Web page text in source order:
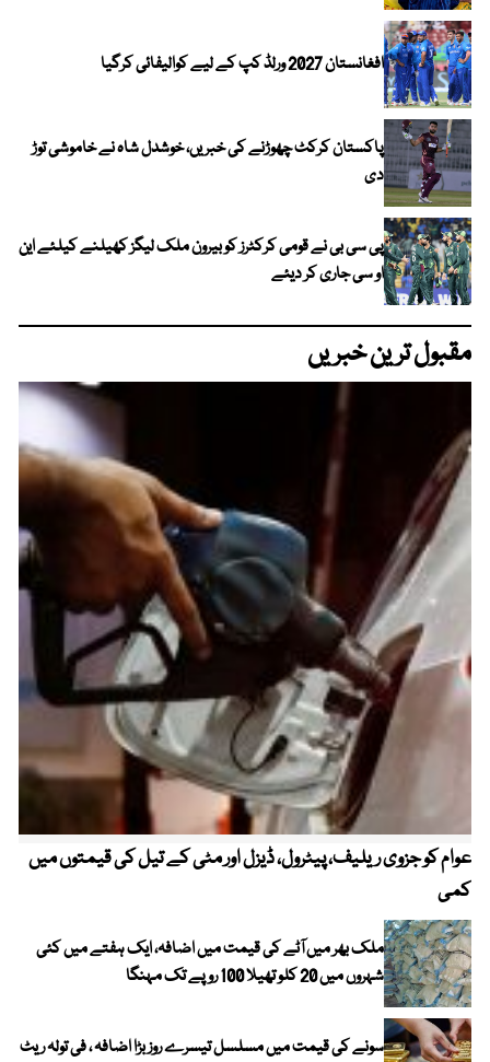
افغانستان 2027 ورلڈ کپ کے لیے کوالیفائی کرگیا
پاکستان کرکٹ چھوڑنے کی خبریں، خوشدل شاہ نے خاموشی توڑ
دی
پی سی بی نے قومی کرکٹرز کو بیرون ملک لیگز کھیلنے کیلئے این
او سی جاری کر دیئے
مقبول ترین خبریں
عوام کو جزوی ریلیف، پیٹرول، ڈیزل اور مٹی کے تیل کی قیمتوں میں
کمی
ملک بھر میں آٹے کی قیمت میں اضافہ، ایک ہفتے میں کئی
شہروں میں 20 کلو تھیلا 100 روپے تک مہنگا
سونے کی قیمت میں مسلسل تیسرے روز بڑا اضافہ ، فی تولہ ریٹ